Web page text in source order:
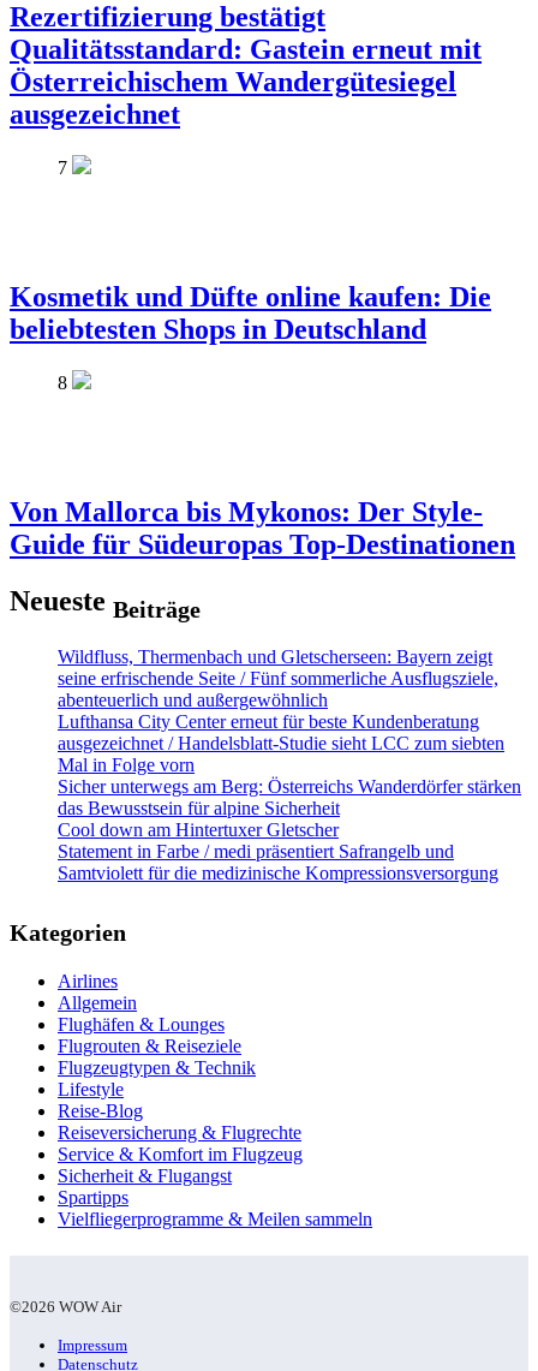
Rezertifizierung bestätigt
Qualitätsstandard: Gastein erneut mit
Österreichischem Wandergütesiegel
ausgezeichnet
7
Kosmetik und Düfte online kaufen: Die
beliebtesten Shops in Deutschland
8
Von Mallorca bis Mykonos: Der Style-
Guide für Südeuropas Top-Destinationen
Neueste Beiträge
Wildfluss, Thermenbach und Gletscherseen: Bayern zeigt
seine erfrischende Seite / Fünf sommerliche Ausflugsziele,
abenteuerlich und außergewöhnlich
Lufthansa City Center erneut für beste Kundenberatung
ausgezeichnet / Handelsblatt-Studie sieht LCC zum siebten
Mal in Folge vorn
Sicher unterwegs am Berg: Österreichs Wanderdörfer stärken
das Bewusstsein für alpine Sicherheit
Cool down am Hintertuxer Gletscher
Statement in Farbe / medi präsentiert Safrangelb und
Samtviolett für die medizinische Kompressionsversorgung
Kategorien
Airlines
Allgemein
Flughäfen & Lounges
Flugrouten & Reiseziele
Flugzeugtypen & Technik
Lifestyle
Reise-Blog
Reiseversicherung & Flugrechte
Service & Komfort im Flugzeug
Sicherheit & Flugangst
Spartipps
Vielfliegerprogramme & Meilen sammeln
©2026 WOW Air
Impressum
Datenschutz